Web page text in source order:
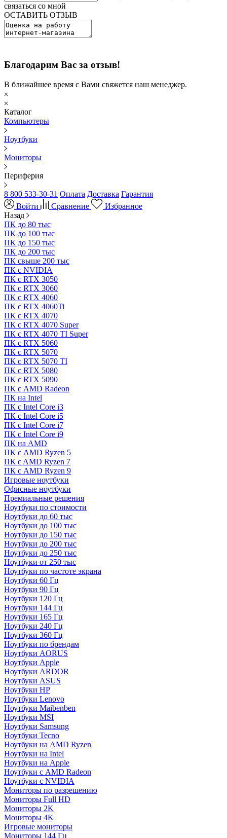
связаться со мной
ОСТАВИТЬ ОТЗЫВ
Благодарим Вас за отзыв!
В ближайшее время с Вами свяжется наш менеджер.
Каталог
Компьютеры
Ноутбуки
Мониторы
Периферия
8 800 533-30-31 Оплата Доставка Гарантия
Войти
Сравнение
Избранное
Назад
ПК до 80 тыс
ПК до 100 тыс
ПК до 150 тыс
ПК до 200 тыс
ПК свыше 200 тыс
ПК с NVIDIA
ПК с RTX 3050
ПК с RTX 3060
ПК с RTX 4060
ПК с RTX 4060Ti
ПК с RTX 4070
ПК с RTX 4070 Super
ПК с RTX 4070 TI Super
ПК с RTX 5060
ПК с RTX 5070
ПК с RTX 5070 TI
ПК с RTX 5080
ПК с RTX 5090
ПК с AMD Radeon
ПК на Intel
ПК с Intel Core i3
ПК с Intel Core i5
ПК с Intel Core i7
ПК с Intel Core i9
ПК на AMD
ПК с AMD Ryzen 5
ПК c AMD Ryzen 7
ПК с AMD Ryzen 9
Игровые ноутбуки
Офисные ноутбуки
Премиальные решения
Ноутбуки по стоимости
Ноутбуки до 60 тыс
Ноутбуки до 100 тыс
Ноутбуки до 150 тыс
Ноутбуки до 200 тыс
Ноутбуки до 250 тыс
Ноутбуки от 250 тыс
Ноутбуки по частоте экрана
Ноутбуки 60 Гц
Ноутбуки 90 Гц
Ноутбуки 120 Гц
Ноутбуки 144 Гц
Ноутбуки 165 Гц
Ноутбуки 240 Гц
Ноутбуки 360 Гц
Ноутбуки по брендам
Ноутбуки AORUS
Ноутбуки Apple
Ноутбуки ARDOR
Ноутбуки ASUS
Ноутбуки HP
Ноутбуки Lenovo
Ноутбуки Maibenben
Ноутбуки MSI
Ноутбуки Samsung
Ноутбуки Tecno
Ноутбуки на AMD Ryzen
Ноутбуки на Intel
Ноутбуки на Apple
Ноутбуки с AMD Radeon
Ноутбуки с NVIDIA
Мониторы по разрешению
Мониторы Full HD
Мониторы 2K
Мониторы 4K
Игровые мониторы
Мониторы 144 Гц